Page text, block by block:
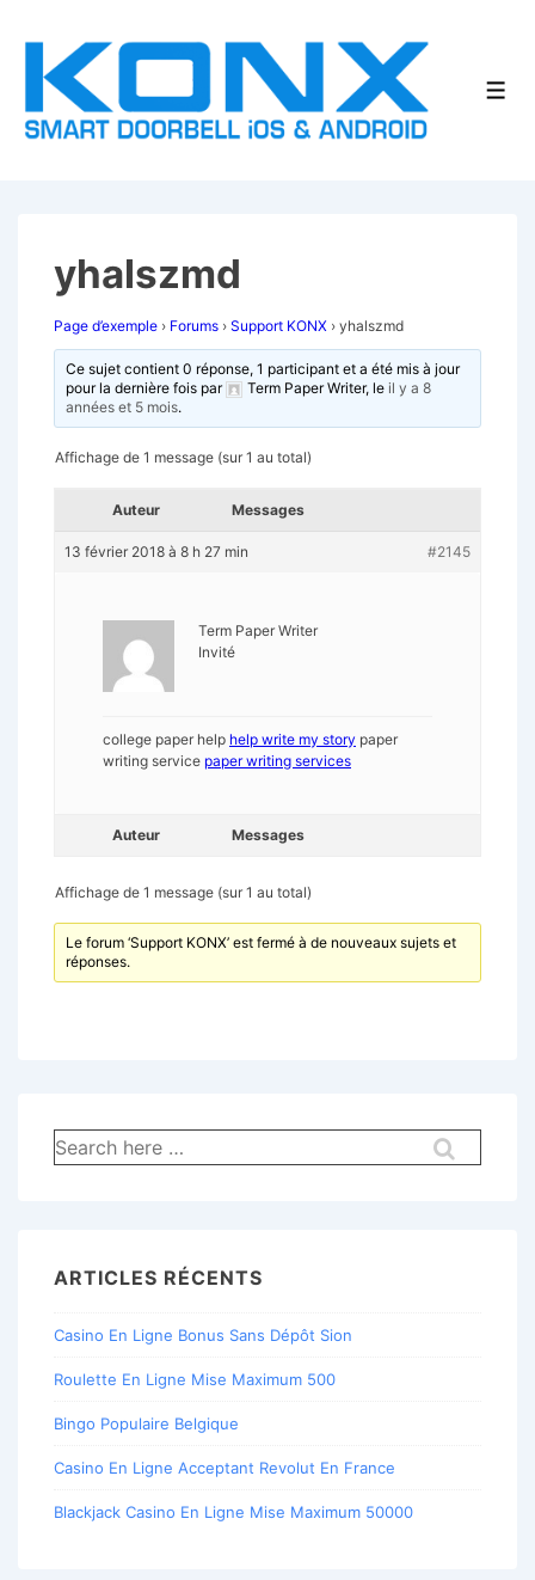
passer
contenu
yhalszmd
Page d’exemple › Forums › Support KONX › yhalszmd
Ce sujet contient 0 réponse, 1 participant et a été mis à jour
pour la dernière fois par
Term Paper Writer, leil y a 8
années et 5 mois.
Affichage de 1 message (sur 1 au total)
Auteur Messages
13 février 2018 à 8 h 27 min #2145
Term Paper Writer
Invité
college paper help help write my story paper
writing service paper writing services
Auteur Messages
Affichage de 1 message (sur 1 au total)
Le forum ‘Support KONX’ est fermé à de nouveaux sujets et
réponses.
Recherche
pour:
ARTICLES RÉCENTS
Casino En Ligne Bonus Sans Dépôt Sion
Roulette En Ligne Mise Maximum 500
Bingo Populaire Belgique
Casino En Ligne Acceptant Revolut En France
Blackjack Casino En Ligne Mise Maximum 50000